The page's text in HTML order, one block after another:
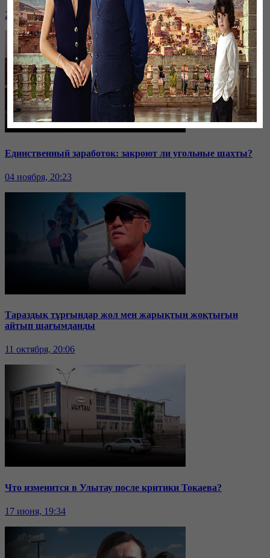
24 ноября, 20:43
Единственный заработок: закроют ли угольные шахты?
04 ноября, 20:23
Тараздық тұрғындар жол мен жарықтың жоқтығын
айтып шағымданды
11 октября, 20:06
Что изменится в Улытау после критики Токаева?
17 июня, 19:34